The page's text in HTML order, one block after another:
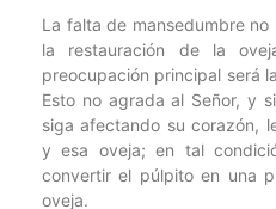
La falta de mansedumbre
la restauración de la
preocupación principal será
Esto no agrada al Señor, y
siga afectando su corazón,
y esa oveja; en tal
convertir el púlpito en una
oveja.